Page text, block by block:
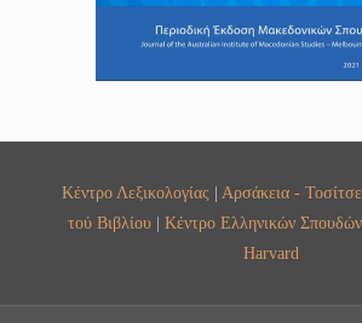
Κέντρο Λεξικολογίας | Αρσάκεια -
τού Βιβλίου | Κέντρο Ελληνικών
Harvard